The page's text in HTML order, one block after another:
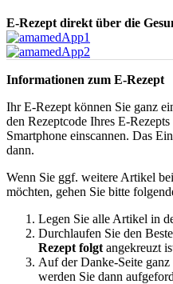
E-Rezept direkt über die
Informationen zum E-Rezept
Ihr E-Rezept können Sie ganz
den Rezeptcode Ihres E-
Smartphone einscannen. Das
dann.
Wenn Sie ggf. weitere Artikel
möchten, gehen Sie bitte
Legen Sie alle Artikel in
Durchlaufen Sie den
Rezept folgt angekreuzt
Auf der Danke-Seite
werden Sie dann